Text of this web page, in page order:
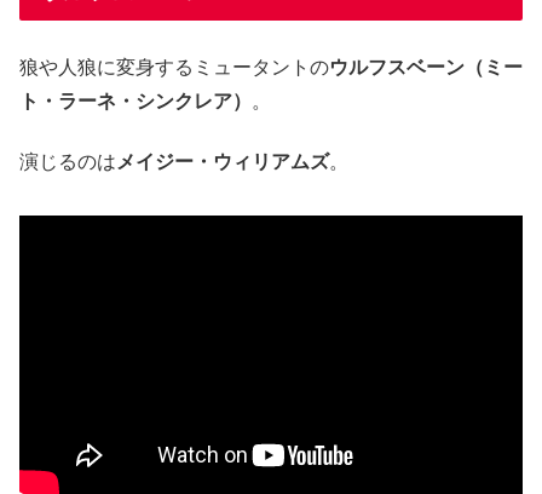
狼や人狼に変身するミュータントのウルフスベーン（ミー
ト・ラーネ・シンクレア）
。
演じるのはメイジー・ウィリアムズ。